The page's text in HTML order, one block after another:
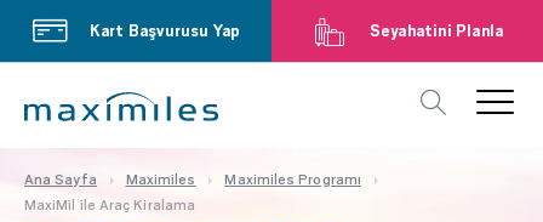
Kart Başvurusu Yap Seyahatini Planla
Ana Sayfa Maximiles
Maximiles Programı
MaxiMil ile Araç Kiralama